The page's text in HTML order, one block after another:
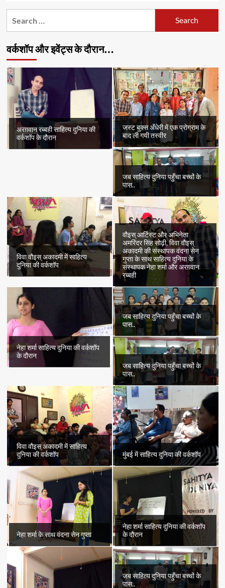
वर्कशॉप और इवेंट्स के दौरान…
अरग़वान रब्बही साहित्य दुनिया की
वर्कशॉप के दौरान
जस्ट बुक्स अँधेरी में एक प्रोग्राम के
बाद ली गयी तस्वीर
जब साहित्य दुनिया पहुँचा बच्चों के
पास..
विवा वौइस् अकादमी में साहित्य
दुनिया की वर्कशॉप
वौइस् आर्टिस्ट और अभिनेता
अमरिंदर सिंह सोढ़ी, विवा वौइस्
अकादमी की संस्थापक वंदना सेन
गुप्ता के साथ साहित्य दुनिया के
संस्थापक नेहा शर्मा और अरग़वान
रब्बही
नेहा शर्मा साहित्य दुनिया की वर्कशॉप
के दौरान
जब साहित्य दुनिया पहुँचा बच्चों के
पास..
जब साहित्य दुनिया पहुँचा बच्चों के
पास..
विवा वौइस् अकादमी में साहित्य
दुनिया की वर्कशॉप
मुंबई में साहित्य दुनिया की वर्कशॉप
नेहा शर्मा के साथ वंदना सेन गुप्ता
नेहा शर्मा साहित्य दुनिया की वर्कशॉप
के दौरान
जब साहित्य दुनिया पहुँचा बच्चों के
पास..